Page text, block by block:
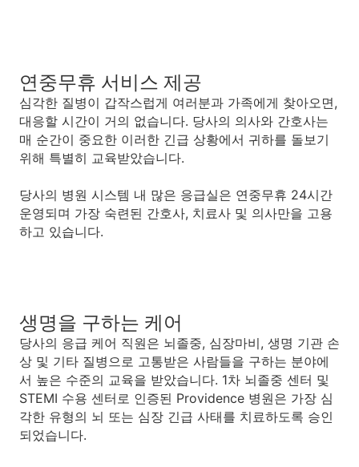
연중무휴 서비스 제공
심각한 질병이 갑작스럽게 여러분과 가족에게 찾아오면,
대응할 시간이 거의 없습니다. 당사의 의사와 간호사는
매 순간이 중요한 이러한 긴급 상황에서 귀하를 돌보기
위해 특별히 교육받았습니다.
당사의 병원 시스템 내 많은 응급실은 연중무휴 24시간
운영되며 가장 숙련된 간호사, 치료사 및 의사만을 고용
하고 있습니다.
생명을 구하는 케어
당사의 응급 케어 직원은 뇌졸중, 심장마비, 생명 기관 손
상 및 기타 질병으로 고통받은 사람들을 구하는 분야에
서 높은 수준의 교육을 받았습니다. 1차 뇌졸중 센터 및
STEMI 수용 센터로 인증된 Providence 병원은 가장 심
각한 유형의 뇌 또는 심장 긴급 사태를 치료하도록 승인
되었습니다.